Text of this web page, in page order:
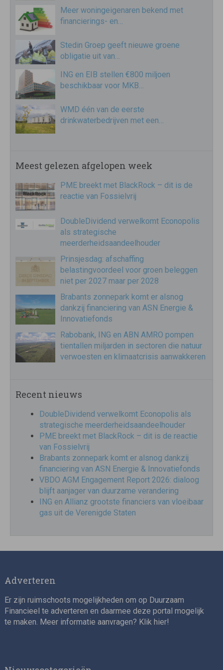
Meer woningeigenaren bekend met
financierings- en…
Stedin Groep geeft nieuwe groene
obligatie uit van…
ING en EIB stellen €800 miljoen
beschikbaar voor MKB…
WMD één van de eerste
drinkwaterbedrijven met een…
Meest gelezen afgelopen week
PME breekt met BlackRock – dit is de
reactie van Fossielvrij
DoubleDividend verwelkomt Econopolis
als strategische
meerderheidsaandeelhouder
Prinsjesdag: afschaffing
belastingvoordeel voor groen beleggen
niet per 2027 maar per 2028
Brabants zonnepark komt er alsnog
dankzij financiering van ASN Energie &
Innovatiefonds
Rabobank, ING en ABN AMRO pompen
tientallen miljarden in sectoren die natuur
verwoesten en klimaatcrisis aanwakkeren
Recent nieuws
DoubleDividend verwelkomt Econopolis als
strategische meerderheidsaandeelhouder
PME breekt met BlackRock – dit is de reactie
van Fossielvrij
Brabants zonnepark komt er alsnog dankzij
financiering van ASN Energie & Innovatiefonds
VBDO AGM Engagement Report 2026: dialoog
blijft aanjager van duurzame verandering
ING en Allianz grootste financiers van vloeibaar
gas uit de Verenigde Staten
Adverteren
Er zijn ruimschoots mogelijkheden om op Duurzaam
Financieel te adverteren en daarmee deze portal mogelijk
te maken. Meer informatie aanvragen? Klik hier!